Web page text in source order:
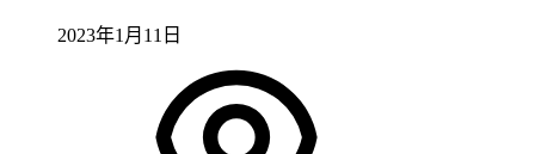
2023年1月11日